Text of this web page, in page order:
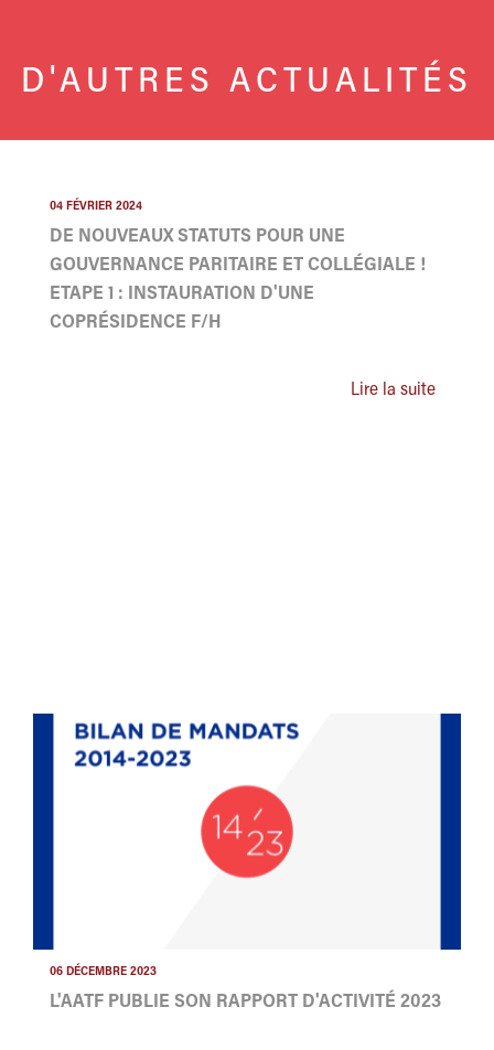
D'AUTRES ACTUALITÉS
04 FÉVRIER 2024
DE NOUVEAUX STATUTS POUR UNE
GOUVERNANCE PARITAIRE ET COLLÉGIALE !
ETAPE 1 : INSTAURATION D'UNE
COPRÉSIDENCE F/H
Lire la suite
06 DÉCEMBRE 2023
L'AATF PUBLIE SON RAPPORT D'ACTIVITÉ 2023